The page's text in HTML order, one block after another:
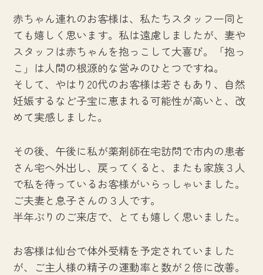
赤ちゃん連れのお客様は、私たちスタッフ一同と
ても嬉しく思います。私は遠慮しましたが、妻や
スタッフは赤ちゃんを抱っこして大喜び。「抱っ
こ」は人間の根源的な営みのひとつですね。
そして、やはり20代のお客様は若さもあり、自然
妊娠するなど子宝に恵まれる可能性が高いと、改
めて実感しました。
その後、午後に私が薬剤師在宅訪問で市内の患者
さん宅へ外出し、戻ってくると、またも家族３人
で私を待っているお客様がいらっしゃいました。
ご夫妻と息子さんの３人です。
半年ぶりのご来店で、とても嬉しく思いました。
お客様は仙台で体外受精を予定されていました
が、ご主人様の精子の運動率と数が２倍に改善。